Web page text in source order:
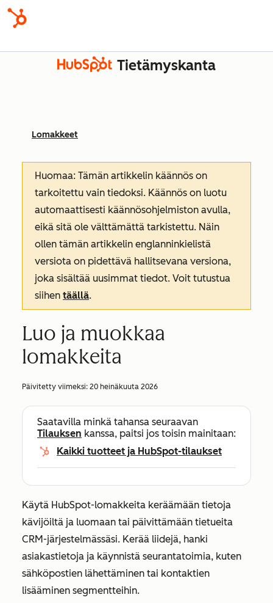
Tietämyskanta
Lomakkeet
Huomaa: Tämän artikkelin käännös on
tarkoitettu vain tiedoksi. Käännös on luotu
automaattisesti käännösohjelmiston avulla,
eikä sitä ole välttämättä tarkistettu. Näin
ollen tämän artikkelin englanninkielistä
versiota on pidettävä hallitsevana versiona,
joka sisältää uusimmat tiedot. Voit tutustua
siihen täällä.
Luo ja muokkaa
lomakkeita
Päivitetty viimeksi: 20 heinäkuuta 2026
Saatavilla minkä tahansa seuraavan
Tilauksen kanssa, paitsi jos toisin mainitaan:
Kaikki tuotteet ja HubSpot-tilaukset
Käytä HubSpot-lomakkeita keräämään tietoja
kävijöiltä ja luomaan tai päivittämään tietueita
CRM-järjestelmässäsi. Kerää liidejä, hanki
asiakastietoja ja käynnistä seurantatoimia, kuten
sähköpostien lähettäminen tai kontaktien
lisääminen segmentteihin.